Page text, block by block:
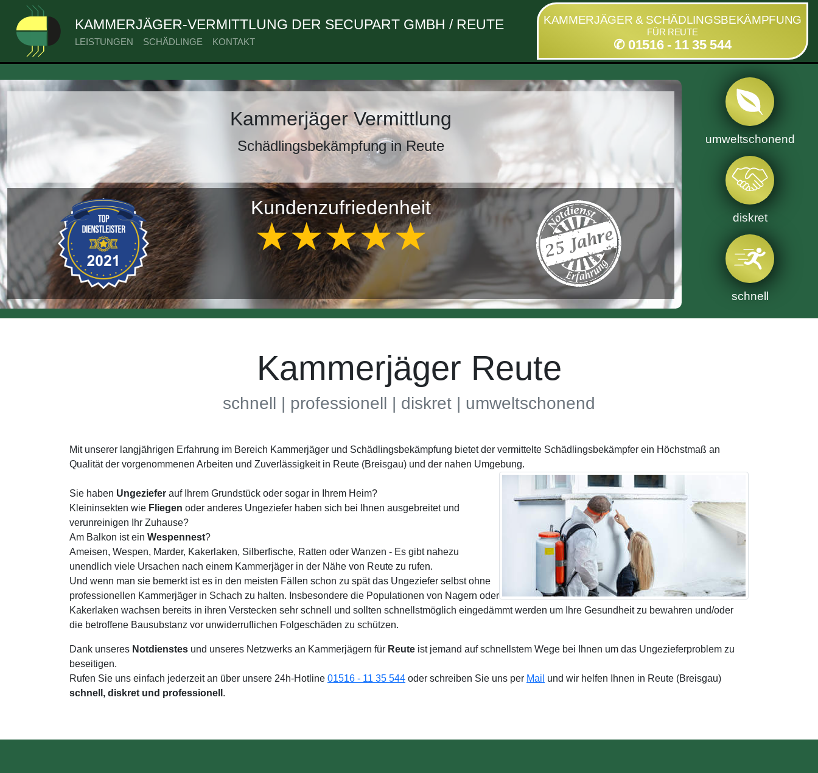
KAMMERJÄGER-VERMITTLUNG DER SECUPART GMBH / REUTE
LEISTUNGEN SCHÄDLINGE KONTAKT
KAMMERJÄGER & SCHÄDLINGSBEKÄMPFUNG
FÜR REUTE
✆ 01516 - 11 35 544
Kammerjäger Vermittlung
Schädlingsbekämpfung in Reute
Kundenzufriedenheit
★★★★★
umweltschonend
diskret
schnell
Kammerjäger Reute
schnell | professionell | diskret | umweltschonend
Mit unserer langjährigen Erfahrung im Bereich Kammerjäger und Schädlingsbekämpfung bietet der vermittelte Schädlingsbekämpfer ein Höchstmaß an
Qualität der vorgenommenen Arbeiten und Zuverlässigkeit in Reute (Breisgau) und der nahen Umgebung.
Sie haben Ungeziefer auf Ihrem Grundstück oder sogar in Ihrem Heim?
Kleininsekten wie Fliegen oder anderes Ungeziefer haben sich bei Ihnen ausgebreitet und
verunreinigen Ihr Zuhause?
Am Balkon ist ein Wespennest?
Ameisen, Wespen, Marder, Kakerlaken, Silberfische, Ratten oder Wanzen - Es gibt nahezu
unendlich viele Ursachen nach einem Kammerjäger in der Nähe von Reute zu rufen.
Und wenn man sie bemerkt ist es in den meisten Fällen schon zu spät das Ungeziefer selbst ohne
professionellen Kammerjäger in Schach zu halten. Insbesondere die Populationen von Nagern oder
Kakerlaken wachsen bereits in ihren Verstecken sehr schnell und sollten schnellstmöglich eingedämmt werden um Ihre Gesundheit zu bewahren und/oder
die betroffene Bausubstanz vor unwiderruflichen Folgeschäden zu schützen.
Dank unseres Notdienstes und unseres Netzwerks an Kammerjägern für Reute ist jemand auf schnellstem Wege bei Ihnen um das Ungezieferproblem zu
beseitigen.
Rufen Sie uns einfach jederzeit an über unsere 24h-Hotline 01516 - 11 35 544 oder schreiben Sie uns per Mail und wir helfen Ihnen in Reute (Breisgau)
schnell, diskret und professionell .